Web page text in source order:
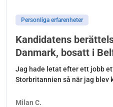
Personliga erfarenheter
Kandidatens
Danmark, bosatt i
Jag hade letat efter ett jobb
Storbritannien så när jag blev
Milan C.